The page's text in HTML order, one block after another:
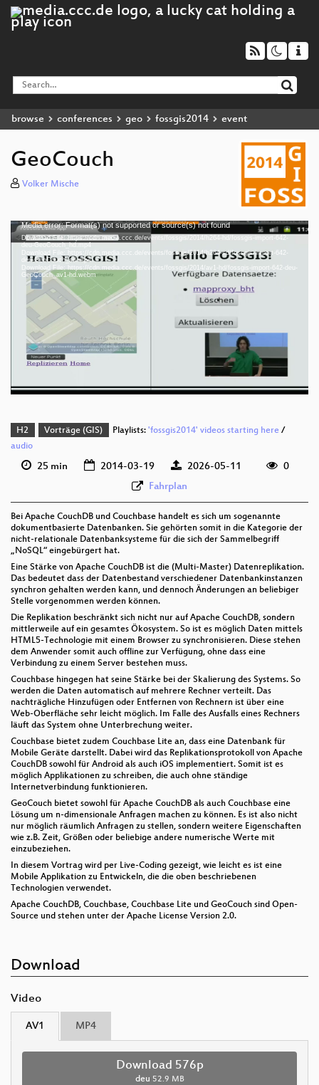
browse conferences geo fossgis2014 event
GeoCouch
Volker Mische
Video
Player
Media error: Format(s) not supported or source(s) not found
Download File: https://cdn.media.ccc.de/events/fossgis/2014/h264-hd/fossgis-import-642-
deu-GeoCouch_hd.mp4
Download File: https://cdn.media.ccc.de/events/fossgis/2014/h264-sd/fossgis-import-642-
deu-GeoCouch_sd.mp4
Download File: https://cdn.media.ccc.de/events/fossgis/2014/av1-hd/fossgis-import-642-deu-
GeoCouch_av1-hd.webm
deu 576p (mp4)
deu 576p (webm;codecs=av01)
H2 Vorträge (GIS) Playlists: 'fossgis2014' videos starting here/
audio
25 min 2014-03-19 2026-05-11
0
Fahrplan
Bei Apache CouchDB und Couchbase handelt es sich um sogenannte
dokumentbasierte Datenbanken. Sie gehörten somit in die Kategorie der
nicht-relationale Datenbanksysteme für die sich der Sammelbegriff
„NoSQL“ eingebürgert hat.
Eine Stärke von Apache CouchDB ist die (Multi-Master) Datenreplikation.
Das bedeutet dass der Datenbestand verschiedener Datenbankinstanzen
synchron gehalten werden kann, und dennoch Änderungen an beliebiger
Stelle vorgenommen werden können.
Die Replikation beschränkt sich nicht nur auf Apache CouchDB, sondern
mittlerweile auf ein gesamtes Ökosystem. So ist es möglich Daten mittels
HTML5-Technologie mit einem Browser zu synchronisieren. Diese stehen
dem Anwender somit auch offline zur Verfügung, ohne dass eine
Verbindung zu einem Server bestehen muss.
Couchbase hingegen hat seine Stärke bei der Skalierung des Systems. So
werden die Daten automatisch auf mehrere Rechner verteilt. Das
nachträgliche Hinzufügen oder Entfernen von Rechnern ist über eine
Web-Oberfläche sehr leicht möglich. Im Falle des Ausfalls eines Rechners
läuft das System ohne Unterbrechung weiter.
Couchbase bietet zudem Couchbase Lite an, dass eine Datenbank für
Mobile Geräte darstellt. Dabei wird das Replikationsprotokoll von Apache
CouchDB sowohl für Android als auch iOS implementiert. Somit ist es
möglich Applikationen zu schreiben, die auch ohne ständige
Internetverbindung funktionieren.
GeoCouch bietet sowohl für Apache CouchDB als auch Couchbase eine
Lösung um n-dimensionale Anfragen machen zu können. Es ist also nicht
nur möglich räumlich Anfragen zu stellen, sondern weitere Eigenschaften
wie z.B. Zeit, Größen oder beliebige andere numerische Werte mit
einzubeziehen.
In diesem Vortrag wird per Live-Coding gezeigt, wie leicht es ist eine
Mobile Applikation zu Entwickeln, die die oben beschriebenen
Technologien verwendet.
Apache CouchDB, Couchbase, Couchbase Lite und GeoCouch sind Open-
Source und stehen unter der Apache License Version 2.0.
Download
Video
AV1 MP4
Download 576p
deu 52.9 MB